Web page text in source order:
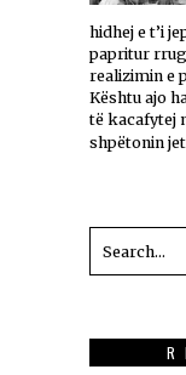
hidhej e t’i
papritur
realizimin e
Kështu ajo
të kacafytej
shpëtonin